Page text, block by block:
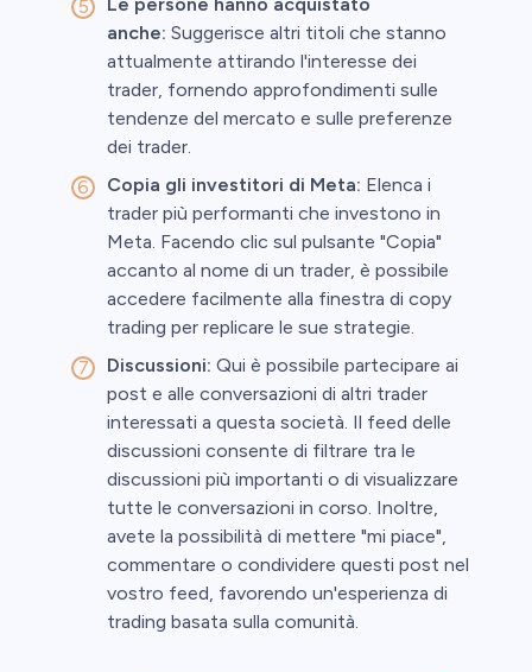
anche: Suggerisce altri titoli che stanno
attualmente attirando l'interesse dei
trader, fornendo approfondimenti sulle
tendenze del mercato e sulle preferenze
dei trader.
Copia gli investitori di Meta: Elenca i
trader più performanti che investono in
Meta. Facendo clic sul pulsante "Copia"
accanto al nome di un trader, è possibile
accedere facilmente alla finestra di copy
trading per replicare le sue strategie.
Discussioni: Qui è possibile partecipare ai
post e alle conversazioni di altri trader
interessati a questa società. Il feed delle
discussioni consente di filtrare tra le
discussioni più importanti o di visualizzare
tutte le conversazioni in corso. Inoltre,
avete la possibilità di mettere "mi piace",
commentare o condividere questi post nel
vostro feed, favorendo un'esperienza di
trading basata sulla comunità.